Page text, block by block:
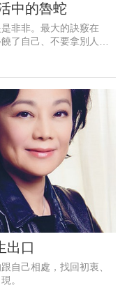
中的魯蛇
非非。最大的訣竅在
了自己、不要拿別人的
出口
自己相處，找回初衷、
。